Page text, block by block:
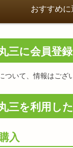
おすすめ
三に会員登
ついて、情報はござ
三を利用し
入